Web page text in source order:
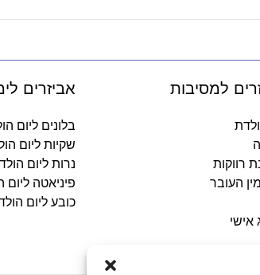
למסיבות
רווקות
מין העובר
אישי
אביזרים
בלונים ליום
שקיות ליום
נרות ליום
פיניאטה ליום
כובע ליום